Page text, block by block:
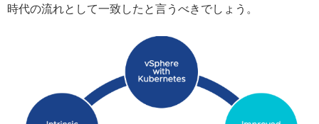
時代の流れとして一致したと言うべきでしょう。